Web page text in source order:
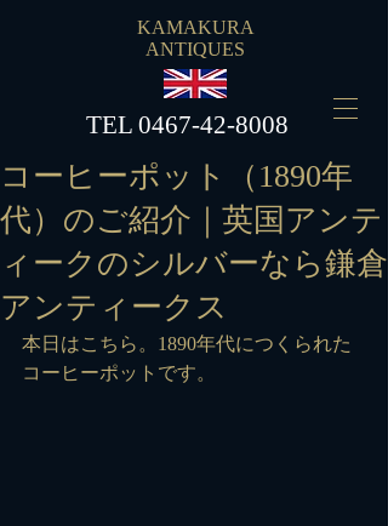
KAMAKURA
ANTIQUES
​TEL 0467-42-8008
コーヒーポット（1890年
代）のご紹介｜英国アンテ
ィークのシルバーなら鎌倉
アンティークス
本日はこちら。1890年代につくられた
コーヒーポットです。